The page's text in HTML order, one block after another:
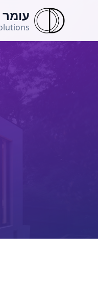
דלג לתוכן הראשי
עומר